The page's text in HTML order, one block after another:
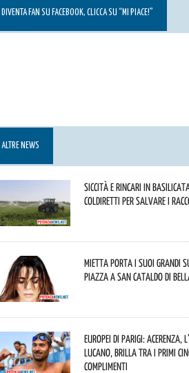
DIVENTA FAN SU FACEBOOK, CLICCA SU “MI PIACE!”
ALTRE NEWS
Siccità e rincari in
Coldiretti per salvare i
Mietta porta i suoi grandi
piazza a San Cataldo di
Europei di Parigi: Acerenza,
lucano, brilla tra i primi
Complimenti